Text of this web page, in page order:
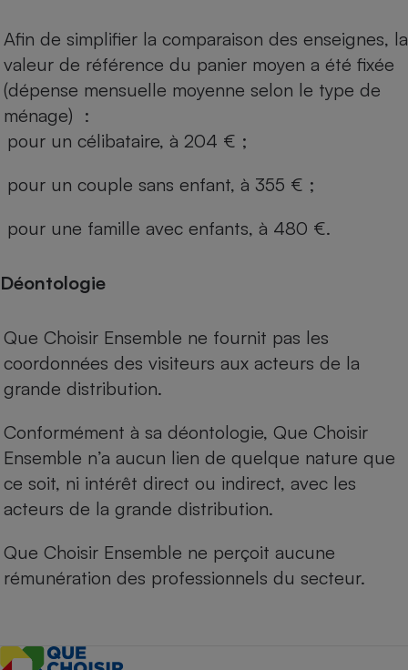
Afin de simplifier la comparaison des enseignes, la
valeur de référence du panier moyen a été fixée
(dépense mensuelle moyenne selon le type de
ménage) :
pour un célibataire, à 204 € ;
pour un couple sans enfant, à 355 € ;
pour une famille avec enfants, à 480 €.
Déontologie
Que Choisir Ensemble ne fournit pas les
coordonnées des visiteurs aux acteurs de la
grande distribution.
Conformément à sa déontologie, Que Choisir
Ensemble n’a aucun lien de quelque nature que
ce soit, ni intérêt direct ou indirect, avec les
acteurs de la grande distribution.
Que Choisir Ensemble ne perçoit aucune
rémunération des professionnels du secteur.